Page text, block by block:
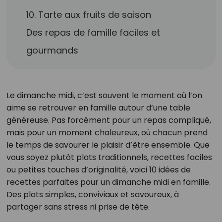
10. Tarte aux fruits de saison
Des repas de famille faciles et
gourmands
Le dimanche midi, c’est souvent le moment où l’on
aime se retrouver en famille autour d’une table
généreuse. Pas forcément pour un repas compliqué,
mais pour un moment chaleureux, où chacun prend
le temps de savourer le plaisir d’être ensemble. Que
vous soyez plutôt plats traditionnels, recettes faciles
ou petites touches d’originalité, voici 10 idées de
recettes parfaites pour un dimanche midi en famille.
Des plats simples, conviviaux et savoureux, à
partager sans stress ni prise de tête.